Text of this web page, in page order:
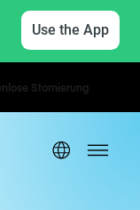
Use the App